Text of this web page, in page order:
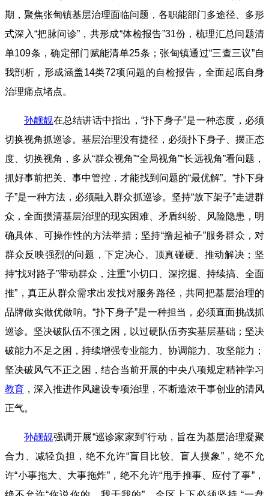
期，聚焦张甸镇基层治理面临问题，各职能部门多途径、多形
式深入“把脉问诊”，共形成“体检报告”31份，梳理汇总问题清
单109条，确定部门赋能清单25条；张甸镇通过“三查三议”自
我剖析，形成涵盖14类72项问题的自检报告，全面起底自身
治理痛点堵点。
孙靓靓在总结讲话中指出，“扑下身子”是一种态度，必须
切换视角抓巡诊。基层治理没有捷径，必须扑下身子、摆正态
度、切换视角，多从“群众视角”“全局视角”“长远视角”看问题，
抓好事前把关、事中管控，才能找到问题的“最优解”。“扑下身
子”是一种方法，必须融入群众抓巡诊。坚持“放下架子”走进群
众，全面摸清基层治理的现实困难、矛盾纠纷、风险隐患，明
确具体、可操作性的方法举措；坚持“撸起袖子”服务群众，对
群众反映强烈的问题，下定决心、顶真碰硬、推动解决；坚
持“找对路子”带动群众，注重“小切口、深挖掘、持续搞、全面
推”，真正从群众需求出发找对服务路径，共同把基层治理的
品牌做实做优做响。“扑下身子”是一种担当，必须直面挑战抓
巡诊。坚决破队伍不强之困，以过硬队伍夯实基层基础；坚决
破能力不足之困，持续增强专业能力、协调能力、攻坚能力；
坚决破风气不正之困，结合当前开展的中央八项规定精神学习
教育 ，深入推进作风建设专项治理，不断造浓干事创业的清风
正气。
孙靓靓强调开展“巡诊家家到”行动，旨在为基层治理凝聚
合力、减轻负担，绝不允许“盲目比较、盲人摸象”，绝不允
许“小事拖大、大事拖炸”，绝不允许“甩手推事、应付了事”，